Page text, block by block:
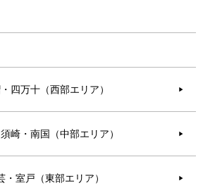
四万十（西部エリア） ▶︎
崎・南国（中部エリア） ▶︎
・室戸（東部エリア） ▶︎